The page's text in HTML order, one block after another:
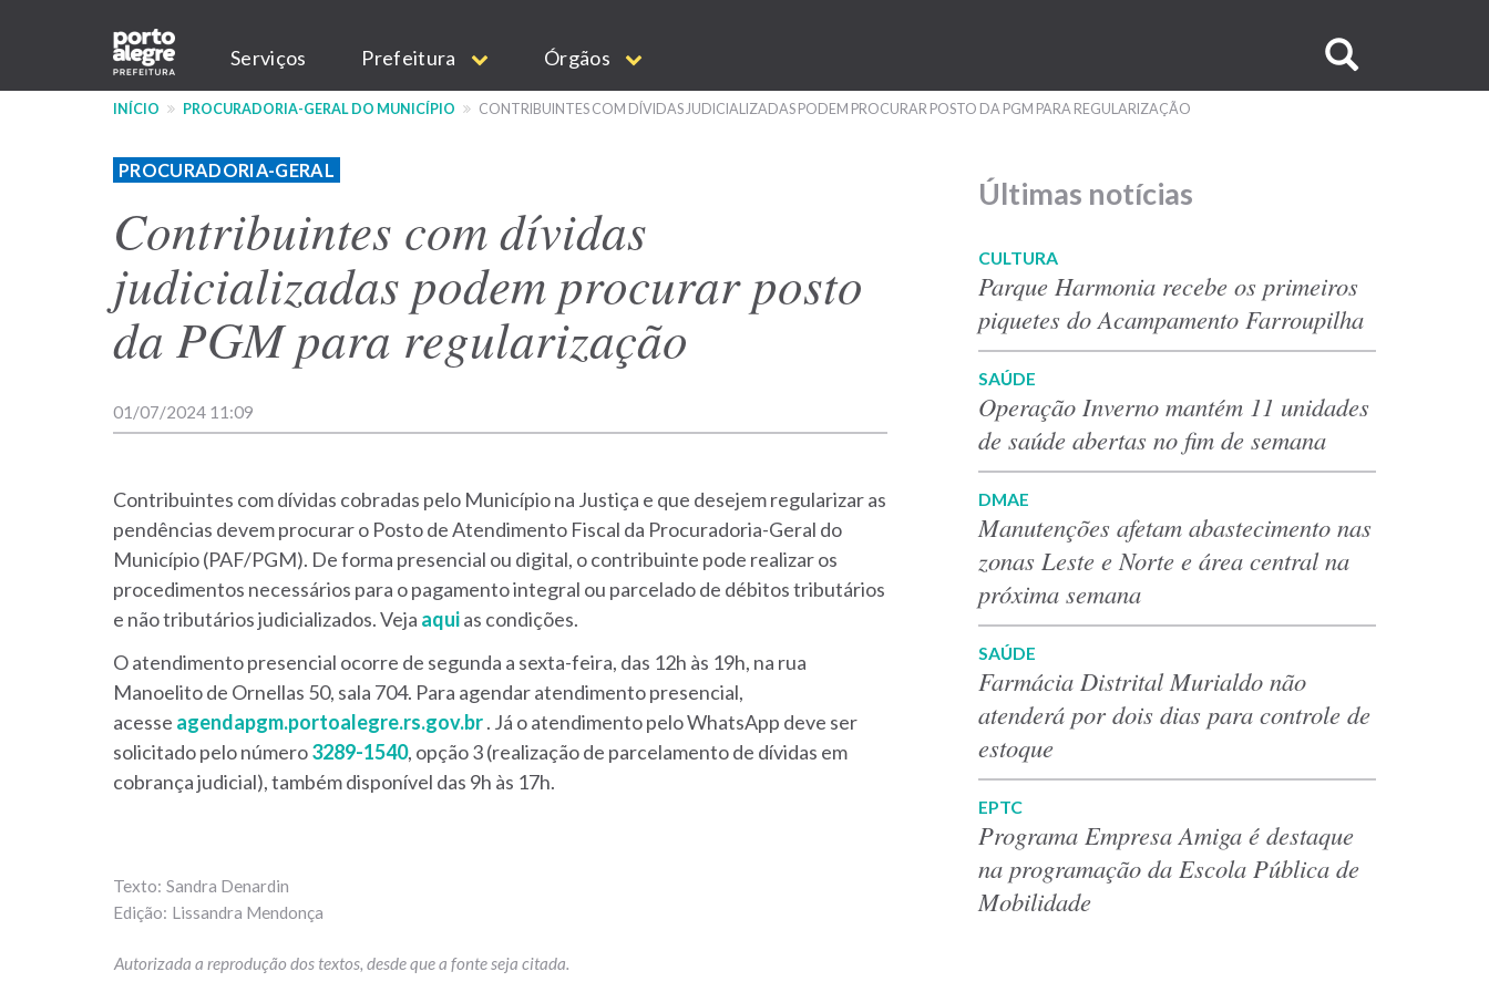
conteúdo
Main
navigation
Serviços Prefeitura Órgãos
no
INÍCIO PROCURADORIA-GERAL DO MUNICÍPIO CONTRIBUINTES COM DÍVIDAS JUDICIALIZADAS PODEM PROCURAR POSTO DA PGM PARA REGULARIZAÇÃO
PROCURADORIA-GERAL
Contribuintes com dívidas
judicializadas podem procurar posto
da PGM para regularização
01/07/2024 11:09
Contribuintes com dívidas cobradas pelo Município na Justiça e que desejem regularizar as
pendências devem procurar o Posto de Atendimento Fiscal da Procuradoria-Geral do
Município (PAF/PGM). De forma presencial ou digital, o contribuinte pode realizar os
procedimentos necessários para o pagamento integral ou parcelado de débitos tributários
e não tributários judicializados. Veja aquias condições.
O atendimento presencial ocorre de segunda a sexta-feira, das 12h às 19h, na rua
Manoelito de Ornellas 50, sala 704. Para agendar atendimento presencial,
acesse agendapgm.portoalegre.rs.gov.br. Já o atendimento pelo WhatsApp deve ser
solicitado pelo número3289-1540, opção 3 (realização de parcelamento de dívidas em
cobrança judicial), também disponível das 9h às 17h.
Sandra Denardin
Lissandra Mendonça
Últimas notícias
CULTURA
Parque Harmonia recebe os primeiros
piquetes do Acampamento Farroupilha
SAÚDE
Operação Inverno mantém 11 unidades
de saúde abertas no fim de semana
DMAE
Manutenções afetam abastecimento nas
zonas Leste e Norte e área central na
próxima semana
SAÚDE
Farmácia Distrital Murialdo não
atenderá por dois dias para controle de
estoque
EPTC
Programa Empresa Amiga é destaque
na programação da Escola Pública de
Mobilidade